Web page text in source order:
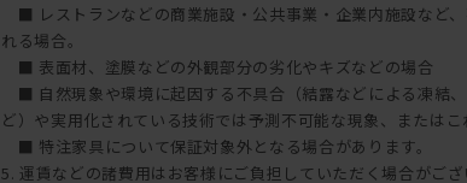
■ レストランなどの商業施設・公共事業・企業内施設など、
れる場合。
■ 表面材、塗膜などの外観部分の劣化やキズなどの場合
■ 自然現象や環境に起因する不具合（結露などによる凍結
ど）や実用化されている技術では予測不可能な現象、または
■ 特注家具について保証対象外となる場合があります。
5. 運賃などの諸費用はお客様にご負担していただく場合がござ